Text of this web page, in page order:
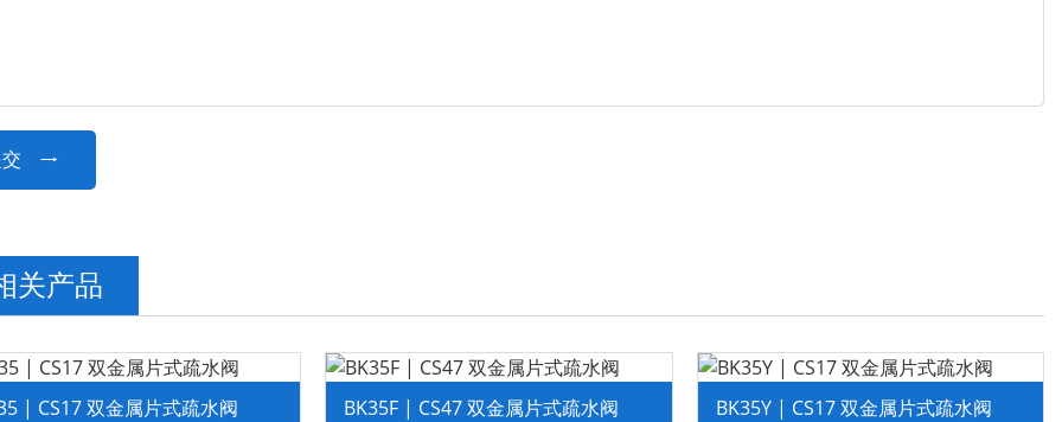

关产品
| CS17 双金属片式疏水阀 BK35F | CS47 双金属片式疏水阀 BK35Y | CS17 双金属片式疏水阀